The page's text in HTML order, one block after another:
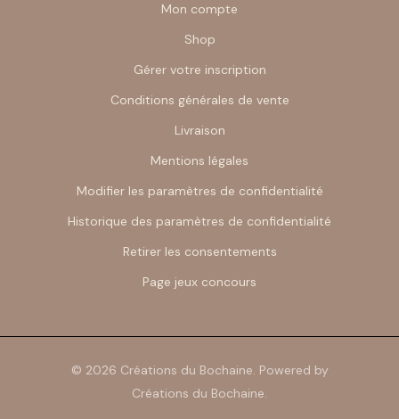
Mon compte
Shop
Gérer votre inscription
Conditions générales de vente
Livraison
Mentions légales
Modifier les paramètres de confidentialité
Historique des paramètres de confidentialité
Retirer les consentements
Page jeux concours
© 2026 Créations du Bochaine. Powered by
Créations du Bochaine.